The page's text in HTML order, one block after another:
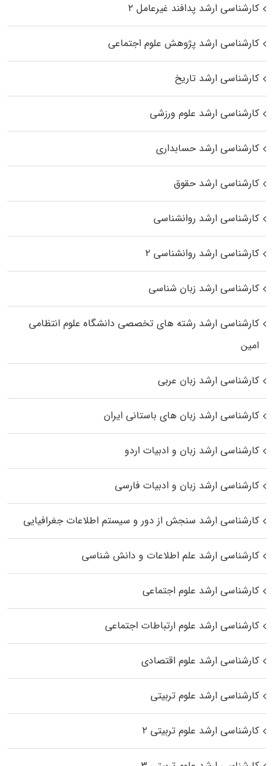
کارشناسی ارشد پدافند غیرعامل ۲
کارشناسی ارشد پژوهش علوم اجتماعی
کارشناسی ارشد تاریخ
کارشناسی ارشد علوم ورزشی
کارشناسی ارشد حسابداری
کارشناسی ارشد حقوق
کارشناسی ارشد روانشناسی
کارشناسی ارشد روانشناسی ۲
کارشناسی ارشد زبان شناسی
کارشناسی ارشد رﺷﺘﻪ ﻫﺎی تخصصی داﻧﺸﮕﺎه ﻋﻠﻮم انتظامی
اﻣﻴﻦ
کارشناسی ارشد زبان عربی
کارشناسی ارشد زبان‌ های باستانی ایران
کارشناسی ارشد زبان و ادبیات اردو
کارشناسی ارشد زبان و ادبیات فارسی
کارشناسی ارشد سنجش از دور و سیستم اطلاعات جغرافیایی
کارشناسی ارشد علم اطلاعات و دانش شناسی
کارشناسی ارشد علوم اجتماعی
کارشناسی ارشد علوم ارتباطات اجتماعی
کارشناسی ارشد علوم اقتصادی
کارشناسی ارشد علوم تربیتی
کارشناسی ارشد علوم تربیتی ۲